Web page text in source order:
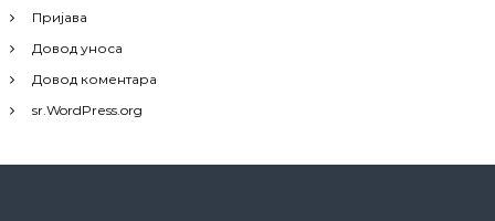
Пријава
Довод уноса
Довод коментара
sr.WordPress.org